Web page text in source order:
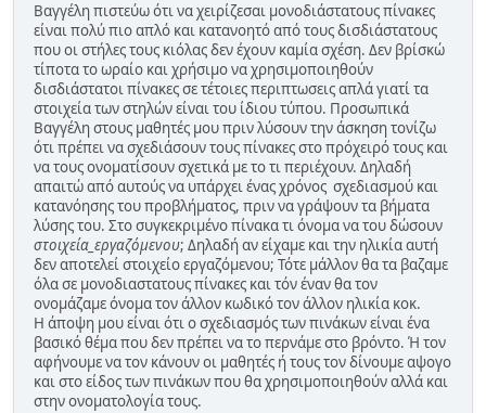
Βαγγέλη πιστεύω ότι να χειρίζεσαι μονοδιάστατους πίνακες
είναι πολύ πιο απλό και κατανοητό από τους δισδιάστατους
που οι στήλες τους κιόλας δεν έχουν καμία σχέση. Δεν βρίσκώ
τίποτα το ωραίο και χρήσιμο να χρησιμοποιηθούν
δισδιάστατοι πίνακες σε τέτοιες περιπτωσεις απλά γιατί τα
στοιχεία των στηλών είναι του ίδιου τύπου. Προσωπικά
Βαγγέλη στους μαθητές μου πριν λύσουν την άσκηση τονίζω
ότι πρέπει να σχεδιάσουν τους πίνακες στο πρόχειρό τους και
να τους ονοματίσουν σχετικά με το τι περιέχουν. Δηλαδή
απαιτώ από αυτούς να υπάρχει ένας χρόνος σχεδιασμού και
κατανόησης του προβλήματος, πριν να γράψουν τα βήματα
λύσης του. Στο συγκεκριμένο πίνακα τι όνομα να του δώσουν
στοιχεία_εργαζόμενου; Δηλαδή αν είχαμε και την ηλικία αυτή
δεν αποτελεί στοιχείο εργαζόμενου; Τότε μάλλον θα τα βαζαμε
όλα σε μονοδιαστατους πίνακες και τόν έναν θα τον
ονομάζαμε όνομα τον άλλον κωδικό τον άλλον ηλικία κοκ.
Η άποψη μου είναι ότι ο σχεδιασμός των πινάκων είναι ένα
βασικό θέμα που δεν πρέπει να το περνάμε στο βρόντο. Ή τον
αφήνουμε να τον κάνουν οι μαθητές ή τους τον δίνουμε αψογο
και στο είδος των πινάκων που θα χρησιμοποιηθούν αλλά και
στην ονοματολογία τους.